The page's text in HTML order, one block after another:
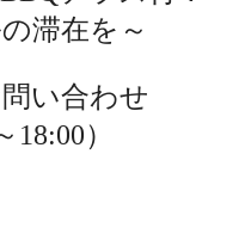
滞在を～
い合わせ
）